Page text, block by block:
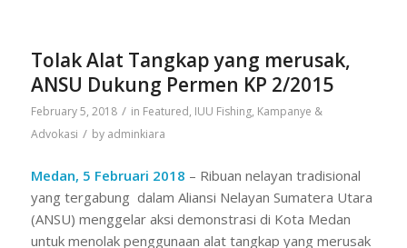
Tolak Alat Tangkap yang merusak,
ANSU Dukung Permen KP 2/2015
February 5, 2018 / in Featured, IUU Fishing, Kampanye &
Advokasi / by adminkiara
Medan, 5 Februari 2018 – Ribuan nelayan tradisional
yang tergabung dalam Aliansi Nelayan Sumatera Utara
(ANSU) menggelar aksi demonstrasi di Kota Medan
untuk menolak penggunaan alat tangkap yang merusak